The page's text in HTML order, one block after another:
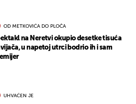
OD METKOVIĆA DO PLOČA
na Neretvi okupio desetke tisuća
u napetoj utrci bodrio ih i sam
UHVAĆEN JE